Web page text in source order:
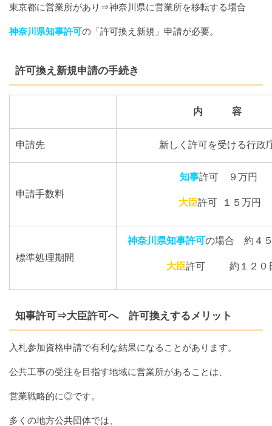
東京都に営業所があり⇒神奈川県に営業所を移転する場合
神奈川県知事許可の「許可換え新規」申請が必要。
許可換え新規申請の手続き
内 容
申請先 新しく許可を受ける行政
申請手数料
知事許可 ９万
大臣許可 １５万円
標準処理期間
神奈川県知事許可の場合 約４
大臣許可 約１２０
知事許可⇒大臣許可へ 許可換えするメリット
入札参加資格申請で有利な結果になることがあります。
公共工事の受注を目指す地域に営業所があることは、
営業戦略的に◎です。
多くの地方公共団体では、